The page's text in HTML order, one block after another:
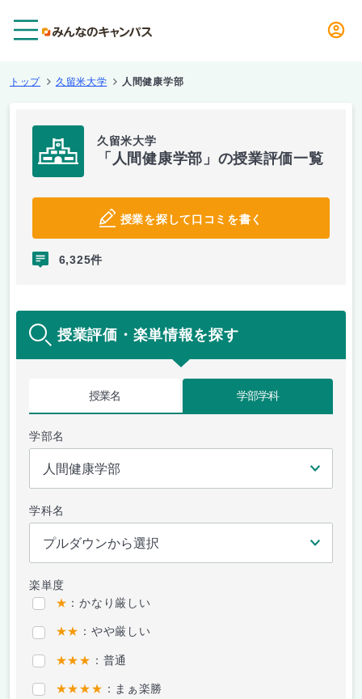
トップ 久留米大学 人間健康学部
久留米大学
「人間健康学部」の授業評価一覧
授業を探して口コミを書く
6,325件
授業評価・楽単情報を探す
授業名 学部学科
学部名
学科名
楽単度
★ ：かなり厳しい
★★ ：やや厳しい
★★★ ：普通
★★★★ ：まぁ楽勝